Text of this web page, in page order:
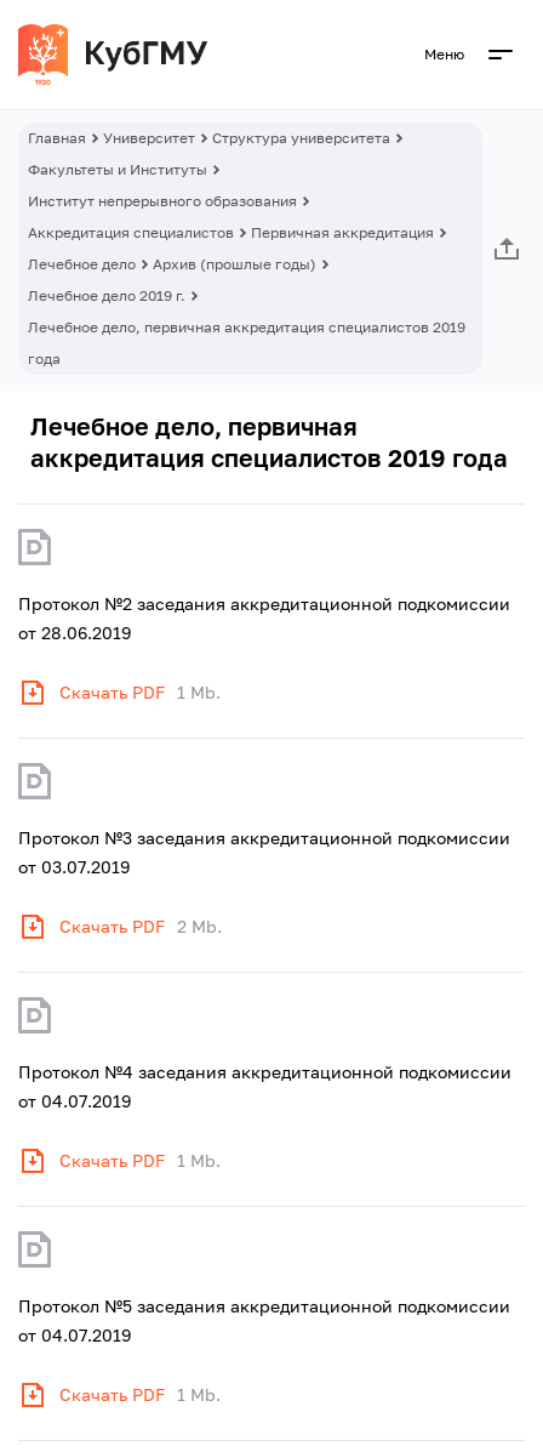
Меню
Главная Университет
Структура университета
Факультеты и Институты
Институт непрерывного образования
Аккредитация специалистов
Первичная аккредитация
Лечебное дело
Архив (прошлые годы)
Лечебное дело 2019 г.
Лечебное дело, первичная аккредитация специалистов 2019
года
Лечебное дело, первичная
аккредитация специалистов 2019 года
Протокол №2 заседания аккредитационной подкомиссии
от 28.06.2019
Скачать PDF 1 Mb.
Протокол №3 заседания аккредитационной подкомиссии
от 03.07.2019
Скачать PDF 2 Mb.
Протокол №4 заседания аккредитационной подкомиссии
от 04.07.2019
Скачать PDF 1 Mb.
Протокол №5 заседания аккредитационной подкомиссии
от 04.07.2019
Скачать PDF 1 Mb.